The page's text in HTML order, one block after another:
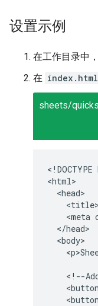
设置示例
在工作目录中
在 index.html
sheets/
<html>
  <head>
<meta
  </head>
  <body>
<!--